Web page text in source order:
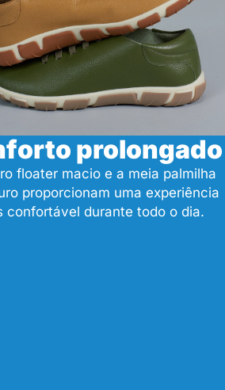
prolongado
floater macio e a meia palmilha
proporcionam uma experiência
confortável durante todo o dia.